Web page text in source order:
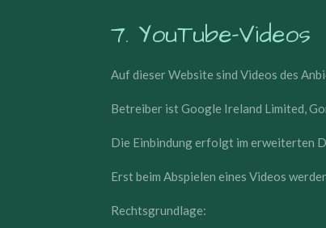
7. YouTube-Videos
Auf dieser Website sind Videos des
Betreiber ist Google Ireland Limited,
Die Einbindung erfolgt im erweiterten
Erst beim Abspielen eines Videos
Rechtsgrundlage: